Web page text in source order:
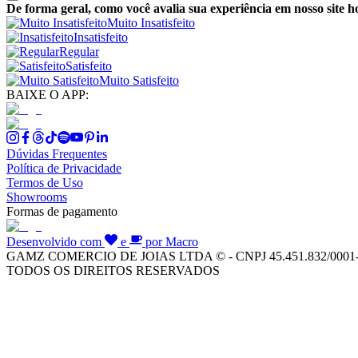
De forma geral, como você avalia sua experiência em nosso site
Muito Insatisfeito
Insatisfeito
Regular
Satisfeito
Muito Satisfeito
BAIXE O APP:
Dúvidas Frequentes
Política de Privacidade
Termos de Uso
Showrooms
Formas de pagamento
Desenvolvido com e
por Macro
GAMZ COMERCIO DE JOIAS LTDA © - CNPJ 45.451.832/
TODOS OS DIREITOS RESERVADOS